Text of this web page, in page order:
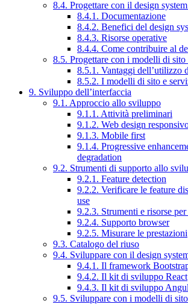
8.4. Progettare con il design
8.4.1. Documentazione
8.4.2. Benefici del design
8.4.3. Risorse operative
8.4.4. Come contribuire al
8.5. Progettare con i modelli di sito
8.5.1. Vantaggi dell’utilizzo
8.5.2. I modelli di sito e
9. Sviluppo dell’interfaccia
9.1. Approccio allo sviluppo
9.1.1. Attività preliminari
9.1.2. Web design
9.1.3. Mobile first
9.1.4. Progressive
degradation
9.2. Strumenti di supporto allo
9.2.1. Feature detection
9.2.2. Verificare le feature
use
9.2.3. Strumenti e risorse
9.2.4. Supporto browser
9.2.5. Misurare le prestazioni
9.3. Catalogo del riuso
9.4. Sviluppare con il design
9.4.1. Il framework
9.4.2. Il kit di sviluppo React
9.4.3. Il kit di sviluppo
9.5. Sviluppare con i modelli di